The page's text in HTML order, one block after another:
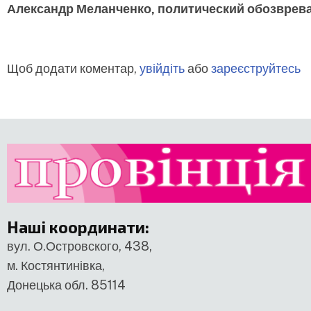
Александр Меланченко, политический
Щоб додати коментар, увійдітьабозареєструйтесь
Наші координати:
вул. О.Островского, 438,
м. Костянтинівка,
Донецька обл. 85114